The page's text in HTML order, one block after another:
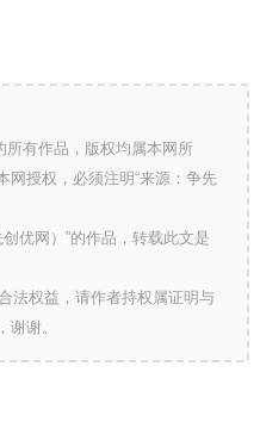
所有作品，版权均属本网所
网授权，必须注明“来源：争先
优网）”的作品，转载此文是
法权益，请作者持权属证明与
谢。